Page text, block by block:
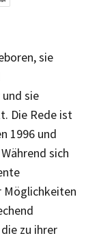
sie
sie
Die Rede ist
1996 und
sich
Möglichkeiten
zu ihrer